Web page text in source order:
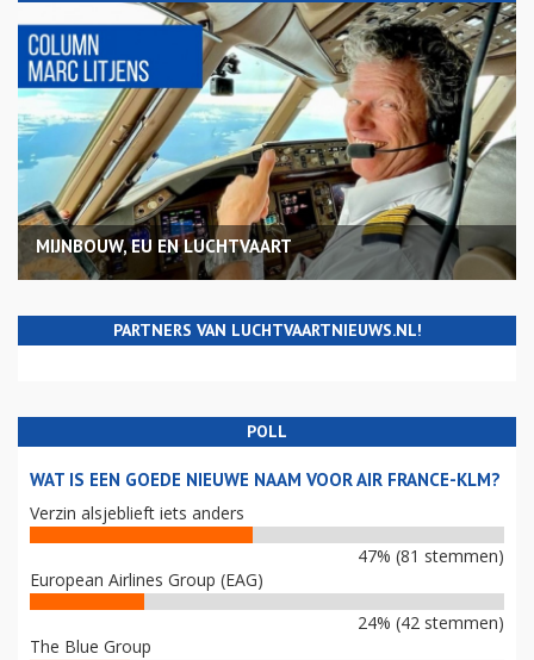
MIJNBOUW, EU EN LUCHTVAART
PARTNERS VAN LUCHTVAARTNIEUWS.NL!
POLL
WAT IS EEN GOEDE NIEUWE NAAM VOOR AIR FRANCE-KLM?
Verzin alsjeblieft iets anders
47% (81 stemmen)
European Airlines Group (EAG)
24% (42 stemmen)
The Blue Group